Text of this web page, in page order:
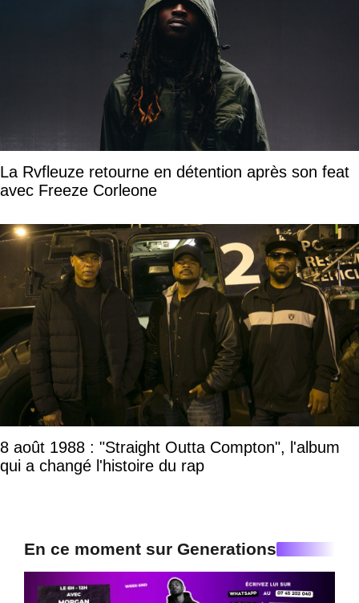
La Rvfleuze retourne en détention après son feat
avec Freeze Corleone
8 août 1988 : "Straight Outta Compton", l'album
qui a changé l'histoire du rap
En ce moment sur Generations